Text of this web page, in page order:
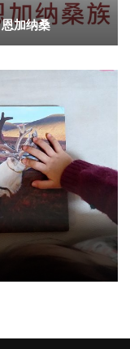
加纳桑